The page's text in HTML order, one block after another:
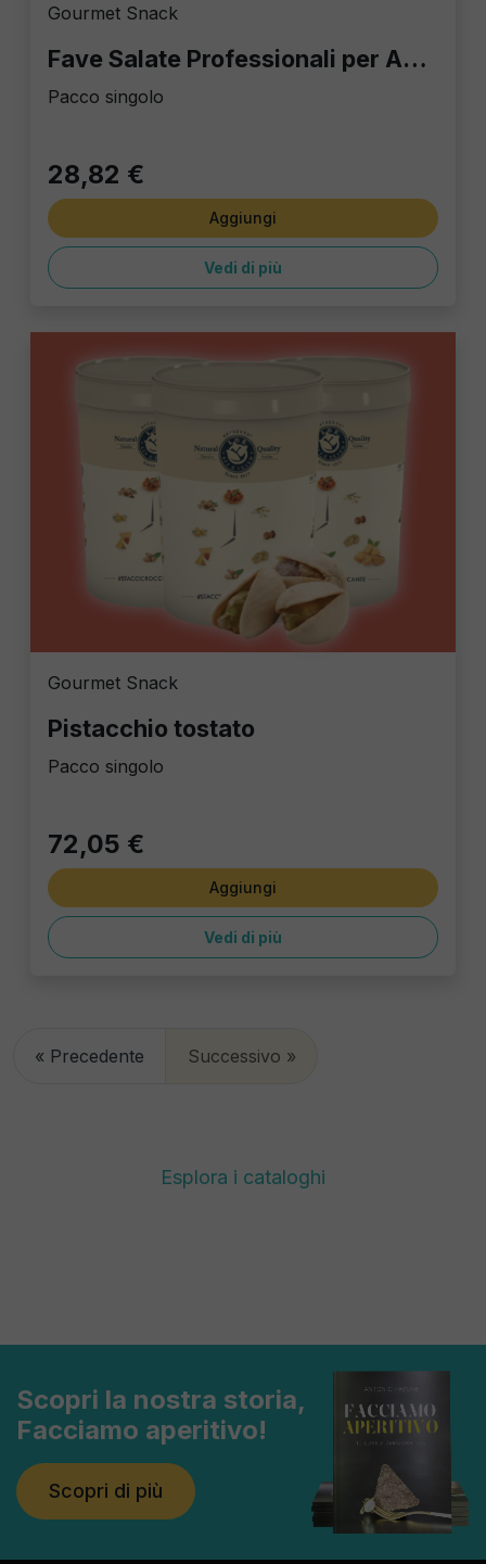
Gourmet Snack
Fave Salate Professionali per Aperitivo in vaso da 2000 gr
Pacco singolo
28,82 €
Aggiungi
Vedi di più
Gourmet Snack
Pistacchio tostato
Pacco singolo
72,05 €
Aggiungi
Vedi di più
« Precedente Successivo »
Esplora i cataloghi
Scopri la nostra storia,
Facciamo aperitivo!
Scopri di più